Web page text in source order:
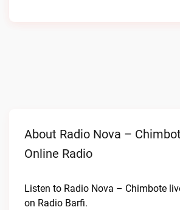
About Radio Nova –
Online Radio
Listen to Radio Nova – Chimbote
on Radio Barfi.